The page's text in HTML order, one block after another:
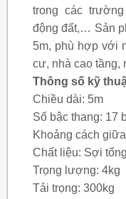
trong các
động đất,… Sản
5m, phù hợp với
cư, nhà cao
Thông số kỹ
Chiều dài: 5m
Số bậc thang: 17
Khoảng cách
Chất liệu: Sợi
Trọng lượng: 4kg
Tải trọng: 300kg